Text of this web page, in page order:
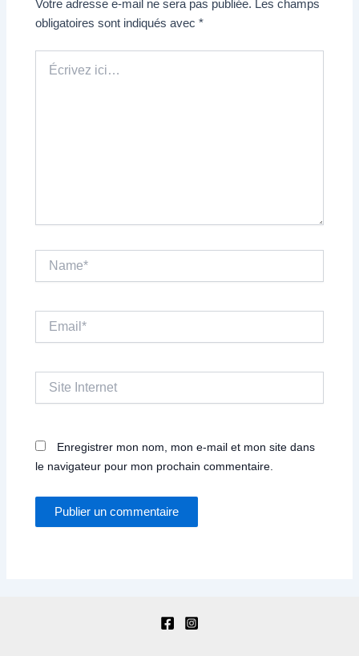
Votre adresse e-mail ne sera pas publiée. Les champs
obligatoires sont indiqués avec*
ici…
Name*
Internet
Enregistrer mon nom, mon e-mail et mon site dans
le navigateur pour mon prochain commentaire.